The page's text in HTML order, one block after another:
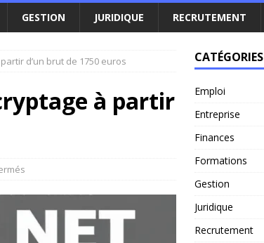
GESTION JURIDIQUE RECRUTEMENT
d’un brut de 1750 euros
à partir
CATÉGORIES
Emploi
Entreprise
Finances
Formations
Gestion
Juridique
Recrutement